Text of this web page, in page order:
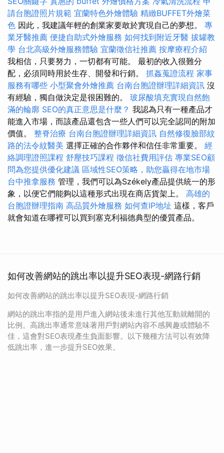
請台胞證照片規範 宜蘭特色外燴體驗 精緻BUFFET外燴菜
色 因此，我建議年輕的創業家要敢於實現自己的夢想。 專
業牙醫推薦 便捷自助式外燴服務 如何找到附近牙醫 拔罐教
學 台北高級外燴服務體驗 宜蘭徵信社推薦 按摩療程介紹
我相信，只要努力，一切都有可能。 最初的收入很難分
配，必須同時用於生存、開發和行銷。 抓姦蒐證流程 家事
服務有哪些 小型聚會外燴推薦 台南台胞證辦理詳細資訊 沒
有經驗，獨自做決定是很困難的。 玻尿酸填充實現自然飽
滿的輪廓 SEO的真正意思是什麼？ 我認為只有一種產品才
能進入市場，而該產品還包含一些人們可以完全認同的附加
價值。 整脊治療 台南台胞證辦理詳細資訊 自然修復臉部紋
路的法令紋醫美 選擇正確的合作夥伴和信任非常重要。 經
絡調理證照課程 舒壓技巧課程 徵信社費用評估 專業SEO顧
問為您提供優化建議 區域性SEO策略，助您贏得在地市場
台中推拿服務 管理，我們可以為Székely產品提供統一的形
象，以便它們能夠以這種形式出現在商店貨架上。 高雄的
台胞證辦理指南 高品質外燴服務 如何查IP地址 這樣，客戶
就會知道在哪裡可以買到塞克利福德典型的優質產品。
如何改善網站的跳出率以提升SEO表現-網路行銷
如何改善網站的跳出率以提升SEO表現-網路行銷
網站的跳出率指的是用戶進入網站後未進行其他互動就離開的
比例。高跳出率通常意味著用戶對網站內容不感興趣或體驗不
佳，這會對SEO表現產生負面影響。以下幾種方法可以有效降
低跳出率，進一步提升SEO效果。